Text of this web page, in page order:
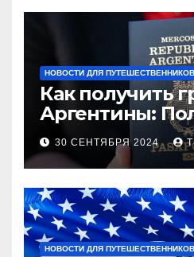
НОВОСТИ ДЛЯ ПУТЕШЕСТВЕННИКОВ
Как получить
Аргентины:
руководство
30 СЕНТЯБРЯ 2024
НОВОСТИ ДЛЯ ПУТЕШЕСТВЕННИКОВ